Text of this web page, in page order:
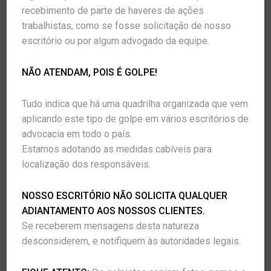
corretamente.
finalidades mencionadas nesta Política ou
para outros fins, o Usuário será informado
Quando apropriado, será solicitado o
Consentimento do Usuário para o tratamento
fornecido o seu consentimento para as
retirar o seu consentimento em qualquer
momento.
COSTA ADVOCACIA
também coleta os seus
recebimento de parte de haveres de ações
trabalhistas, como se fosse solicitação de nosso
escritório ou por algum advogado da equipe.
NÃO ATENDAM, POIS É GOLPE!
Tudo indica que há uma quadrilha organizada que vem
aplicando este tipo de golpe em vários escritórios de
advocacia em todo o país.
Estamos adotando as medidas cabíveis para
localização dos responsáveis.
NOSSO ESCRITÓRIO NÃO SOLICITA QUALQUER
ADIANTAMENTO AOS NOSSOS CLIENTES.
Se receberem mensagens desta natureza
desconsiderem, e notifiquem às autoridades legais.